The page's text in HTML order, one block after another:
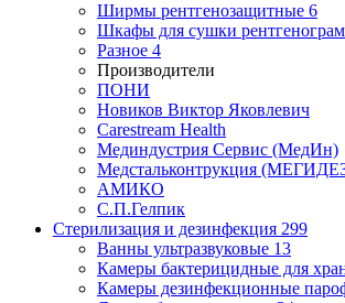
Ширмы рентгенозащитные 6
Шкафы для сушки
Разное 4
Производители
ПОНИ
Новиков Виктор Яковлевич
Carestream Health
Мединдустрия Сервис (МедИн)
Медстальконтрукция
АМИКО
С.П.Гелпик
Стерилизация и дезинфекция 299
Ванны ультразвуковые 13
Камеры бактерицидные для
Камеры дезинфекционные